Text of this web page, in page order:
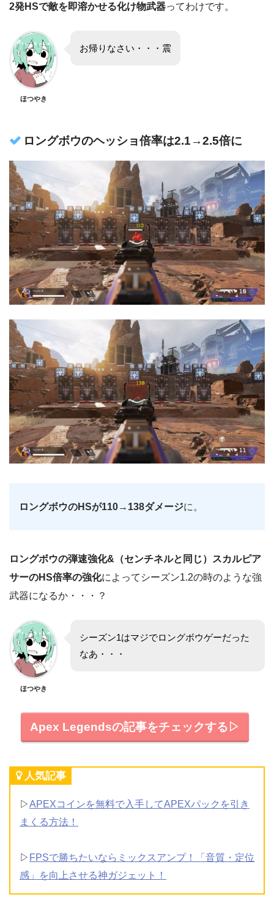
2発HSで敵を即溶かせる化け物武器ってわけです。
ほつやき
お帰りなさい・・・震
ロングボウのヘッショ倍率は2.1→2.5倍に
ロングボウのHSが110→138ダメージに。
ロングボウの弾速強化&（センチネルと同じ）スカルピア
サーのHS倍率の強化によってシーズン1.2の時のような強
武器になるか・・・？
ほつやき
シーズン1はマジでロングボウゲーだった
なあ・・・
Apex Legendsの記事をチェックする▷
人気記事
▷APEXコインを無料で入手してAPEXパックを引き
まくる方法！
▷ FPSで勝ちたいならミックスアンプ！「音質・定位
感」を向上させる神ガジェット！